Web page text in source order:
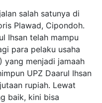
salah satunya di
Plawad, Cipondoh.
Ihsan telah mampu
para pelaku usaha
yang menjadi jamaah
UPZ Daarul Ihsan
rupiah. Lewat
baik, kini bisa